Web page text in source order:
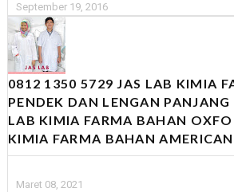
September 19, 2016
0812 1350 5729 JAS LAB KIMIA
PENDEK DAN LENGAN
LAB KIMIA FARMA BAHAN
KIMIA FARMA BAHAN
Maret 08, 2021